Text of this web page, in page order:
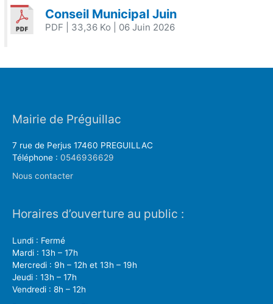
Conseil Municipal Juin
PDF | 33,36 Ko | 06 Juin 2026
Mairie de Préguillac
7 rue de Perjus 17460 PREGUILLAC
Téléphone : 0546936629
Nous contacter
Horaires d’ouverture au public :
Lundi : Fermé
Mardi : 13h – 17h
Mercredi : 9h – 12h et 13h – 19h
Jeudi : 13h – 17h
Vendredi : 8h – 12h